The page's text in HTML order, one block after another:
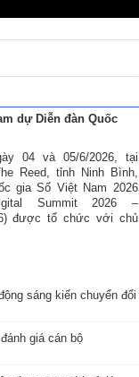
dự Diễn đàn Quốc
04 và 05/6/2026, tại
Reed, tỉnh Ninh Bình,
gia Số Việt Nam 2026
Summit 2026 –
được tổ chức với chủ
sáng kiến chuyển đổi
giá cán bộ